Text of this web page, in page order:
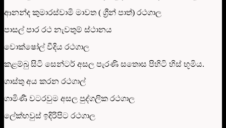
ආනන්ද කුමාරස්වාමි මාවත ( ග්‍රීන් පාත්) රථගාල
පාසල් පාර රථ නැවතුම් ස්ථානය
වොක්ෂෝල් වීදිය රථගාල
කළම්බු සිටි සෙන්ටර් අසල පැරණි සතොස පිහිටි හිස් භූමිය.
ගාස්තු අය කරන රථගාල්
ගාමිණී වටරවුම අසල පුද්ගලික රථගාල
ලේක්හවුස් ඉදිරිපිට රථගාල